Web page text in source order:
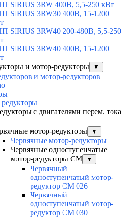
SIRIUS 3RW 400В, 5,5-250 кВт
SIRIUS 3RW30 400В, 15-1200
SIRIUS 3RW40 200-480В, 5,5-250
SIRIUS 3RW40 400В, 15-1200
и мотор-редукторы
▼
и мотор-редукторов
с двигателями перем. тока
мотор-редукторы ▼
Червячные мотор-редукторы
Червячные одноступенчатые
мотор-редукторы CM
▼
Червячный
одноступенчатый мотор-
редуктор CM 026
Червячный
одноступенчатый мотор-
редуктор CM 030